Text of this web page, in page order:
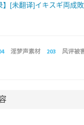
】[未翻译]イキスギ両成
淫梦声素材 203 风评被